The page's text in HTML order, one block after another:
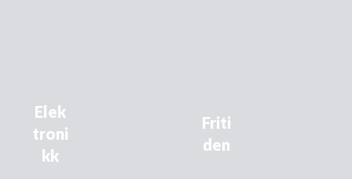
Elek
troni
kk
Friti
den